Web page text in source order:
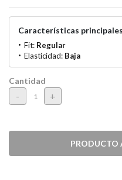
Características principales
Fit: Regular
Elasticidad: Baja
Cantidad
- +
PRODUCTO